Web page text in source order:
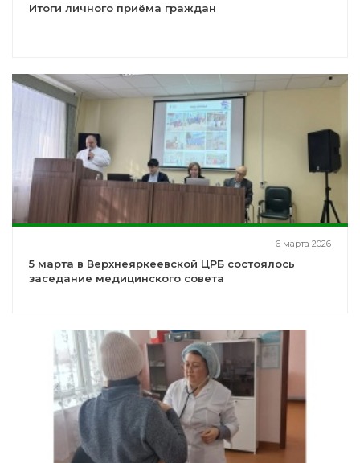
Итоги личного приёма граждан
6 марта 2026
5 марта в Верхнеяркеевской ЦРБ состоялось
заседание медицинского совета